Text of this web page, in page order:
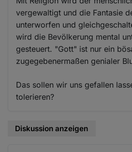
vergewaltigt und die Fantasie
unterworfen und
wird die Bevölkerung mental
gesteuert. "Gott" ist nur ein
zugegebenermaßen genialer
Das sollen wir uns gefallen
tolerieren?
Diskussion anzeigen